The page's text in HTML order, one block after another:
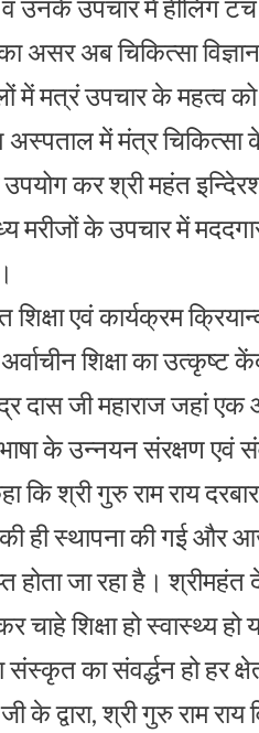
व उनके उपचार में हीलिंग
असर अब चिकित्सा
में मत्रं उपचार के महत्व
अस्पताल में मंत्र
उपयोग कर श्री महंत
मरीजों के उपचार में
एवं कार्यक्रम
शिक्षा का उत्कृष्ट
दास जी महाराज जहां एक
के उन्नयन संरक्षण एवं
कि श्री गुरु राम राय
की ही स्थापना की गई और
होता जा रहा है।
चाहे शिक्षा हो स्वास्थ्य
का संवर्द्धन हो हर
के द्वारा, श्री गुरु राम